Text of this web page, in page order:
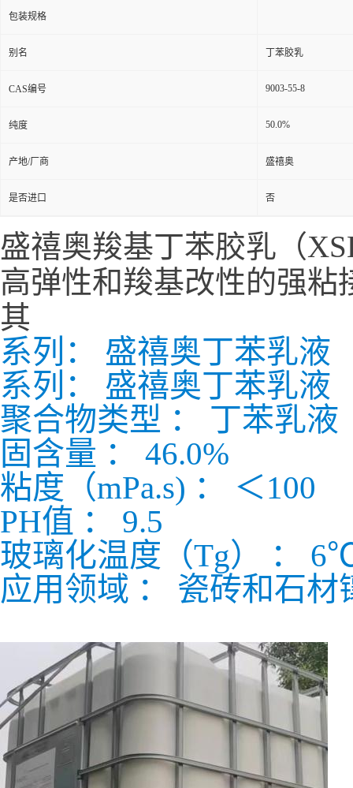
包装规格
别名 丁苯胶乳
CAS编号 9003-55-8
纯度 50.0%
产地/厂商 盛禧奥
是否进口 否
盛禧奥羧基丁苯胶乳（
高弹性和羧基改性的强
其
系列： 盛禧奥丁苯乳液
系列： 盛禧奥丁苯乳液
聚合物类型 ： 丁苯乳液
固含量 ： 46.0%
粘度（mPa.s) ： ＜100
PH值 ： 9.5
玻璃化温度（Tg） ：
应用领域 ： 瓷砖和石材